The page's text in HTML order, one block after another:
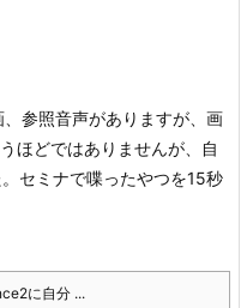
参照音声がありますが、画
ほどではありませんが、自
セミナで喋ったやつを15秒
に自分 ...